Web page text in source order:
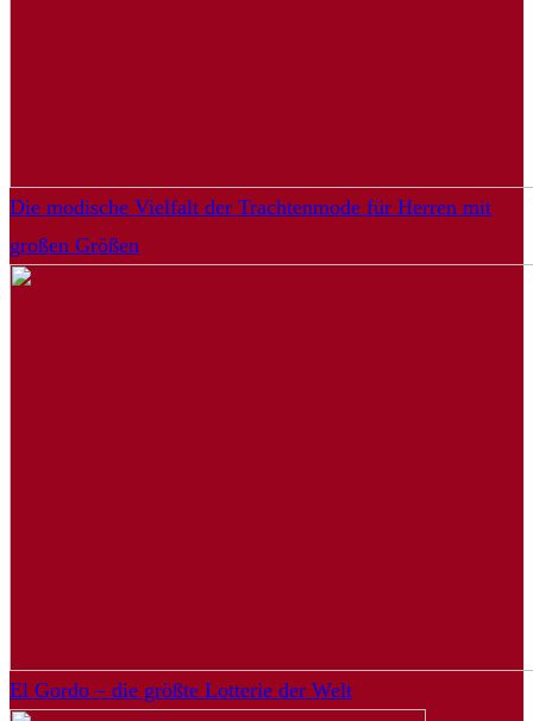
Die modische Vielfalt der Trachtenmode für Herren mit
großen Größen
El Gordo – die größte Lotterie der Welt